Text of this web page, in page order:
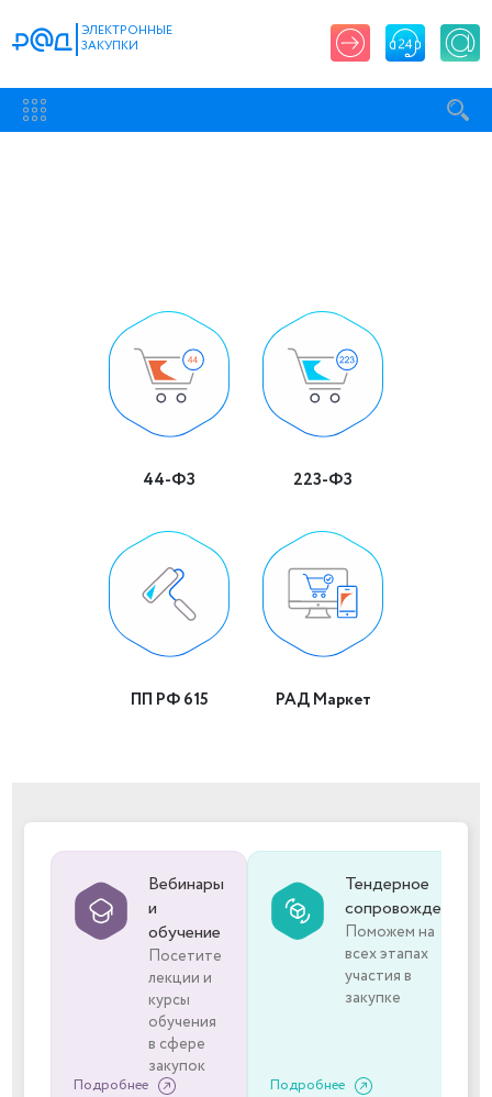
ЭЛЕКТРОННЫЕ
ЗАКУПКИ
44-ФЗ 223-ФЗ
ПП РФ 615 РАД Маркет
Вебинары
и
обучение
Посетите
лекции и
курсы
обучения
в сфере
закупок
Подробнее
Тендерное
сопровождение
Поможем на
всех этапах
участия в
закупке
Подробнее